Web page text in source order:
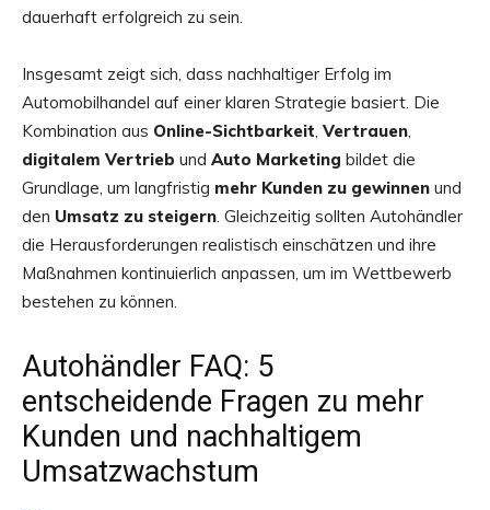
dauerhaft erfolgreich zu sein.
Insgesamt zeigt sich, dass nachhaltiger Erfolg im
Automobilhandel auf einer klaren Strategie basiert. Die
Kombination aus Online-Sichtbarkeit, Vertrauen,
digitalem Vertrieb und Auto Marketing bildet die
Grundlage, um langfristig mehr Kunden zu gewinnen und
den Umsatz zu steigern. Gleichzeitig sollten Autohändler
die Herausforderungen realistisch einschätzen und ihre
Maßnahmen kontinuierlich anpassen, um im Wettbewerb
bestehen zu können.
Autohändler FAQ: 5
entscheidende Fragen zu mehr
Kunden und nachhaltigem
Umsatzwachstum